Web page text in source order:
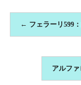
← フェラーリ599
アルフ